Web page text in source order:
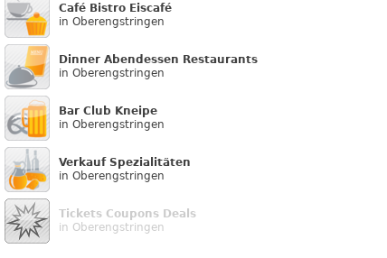
Café Bistro Eiscafé
in Oberengstringen
Dinner Abendessen Restaurants
in Oberengstringen
Bar Club Kneipe
in Oberengstringen
Verkauf Speziali­täten
in Oberengstringen
Tickets Coupons Deals
in Oberengstringen